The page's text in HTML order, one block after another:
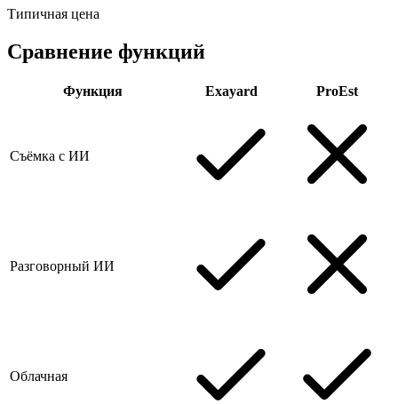
Типичная цена
Сравнение функций
Функция Exayard ProEst
Съёмка с ИИ
Разговорный ИИ
Облачная